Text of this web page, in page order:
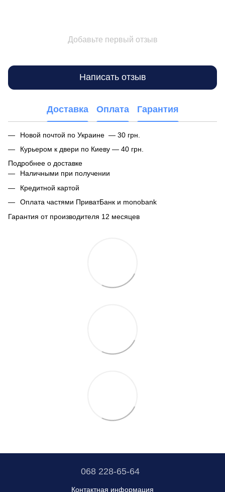
Добавьте первый отзыв
Написать отзыв
Доставка Оплата Гарантия
Новой почтой по Украине — 30 грн.
Курьером к двери по Киеву — 40 грн.
Подробнее о доставке
Наличными при получении
Кредитной картой
Оплата частями ПриватБанк и monobank
Гарантия от производителя 12 месяцев
068 228-65-64
Контактная информация